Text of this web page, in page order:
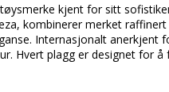
Produkt
kjent for sitt
kombinerer merket
Internasjonalt
Hvert plagg er designet for